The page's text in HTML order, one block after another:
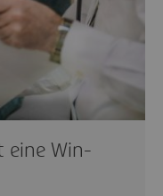
eine Win-